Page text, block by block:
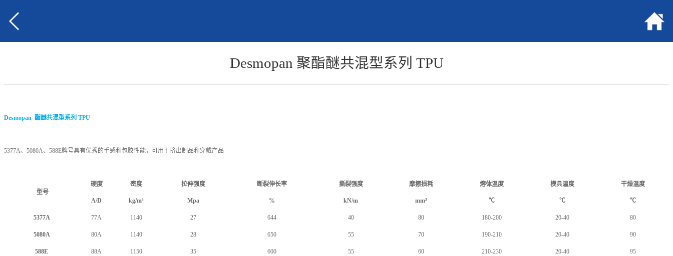
Desmopan 聚酯醚共混型系列 TPU
Desmopan 酯醚共混型系列 TPU
5377A、5080A、588E牌号具有优秀的手感和包胶性能，可用于挤出制品和穿戴产品
型号
硬度
A/D
密度
kg/m³
拉伸强度
Mpa
断裂伸长率
%
撕裂强度
kN/m
摩擦损耗
mm³
熔体温度
℃
模具温度
℃
干燥温度
℃
5377A 77A 1140 27 644 40 80 180-200 20-40 80
5080A 80A 1140 28 650 55 70 190-210 20-40 90
588E 88A 1150 35 600 55 60 210-230 20-40 95